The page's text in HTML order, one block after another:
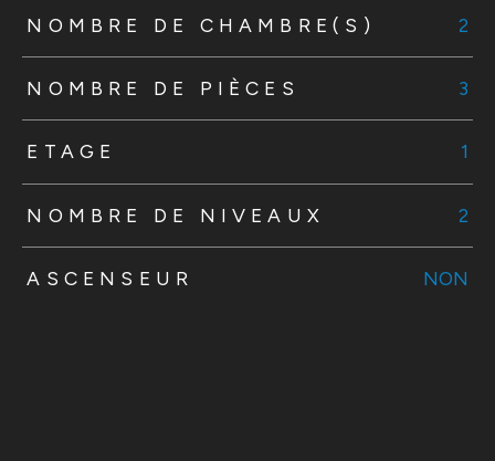
NOMBRE DE CHAMBRE(S) 2
NOMBRE DE PIÈCES 3
ETAGE 1
NOMBRE DE NIVEAUX 2
ASCENSEUR NON